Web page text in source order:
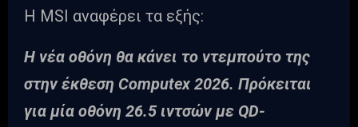
Η MSI αναφέρει τα εξής:
Η νέα οθόνη θα κάνει το ντεμπούτο της
στην έκθεση Computex 2026. Πρόκειται
για μία οθόνη 26.5 ιντσών με QD-